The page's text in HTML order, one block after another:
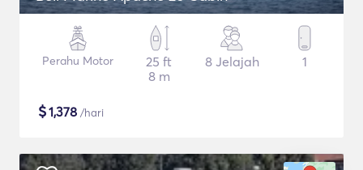
Perahu Motor
25 ft
8 m
8 Jelajah 1
$1,378 /hari